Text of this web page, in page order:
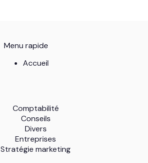
Menu rapide
Accueil
Comptabilité
Conseils
Divers
Entreprises
Stratégie marketing